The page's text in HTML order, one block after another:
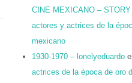
CINE MEXICANO –
actores y actrices de la
mexicano
1930-1970 – lonelyeduardo
actrices de la época de oro